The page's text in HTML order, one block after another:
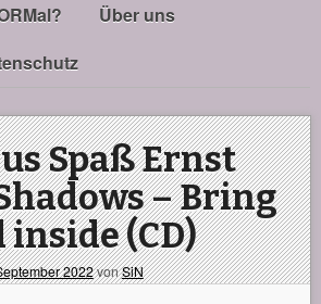
Über uns
Spaß Ernst
– Bring
(CD)
2022vonSiN